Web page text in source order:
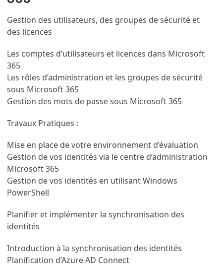
Gestion des utilisateurs, des groupes de sécurité et
des licences
Les comptes d’utilisateurs et licences dans Microsoft
365
Les rôles d’administration et les groupes de sécurité
sous Microsoft 365
Gestion des mots de passe sous Microsoft 365
Travaux Pratiques :
Mise en place de votre environnement d’évaluation
Gestion de vos identités via le centre d’administration
Microsoft 365
Gestion de vos identités en utilisant Windows
PowerShell
Planifier et implémenter la synchronisation des
identités
Introduction à la synchronisation des identités
Planification d’Azure AD Connect